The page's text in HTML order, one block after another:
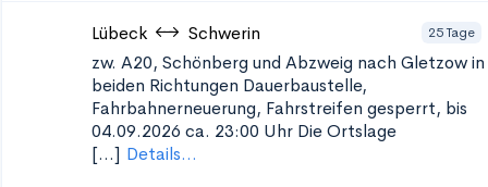
Lübeck Schwerin 25 Tage
zw. A20, Schönberg und Abzweig nach Gletzow in
beiden Richtungen Dauerbaustelle,
Fahrbahnerneuerung, Fahrstreifen gesperrt, bis
04.09.2026 ca. 23:00 Uhr Die Ortslage
[...] Details...